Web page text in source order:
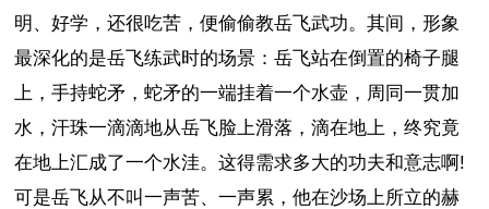
明、好学，还很吃苦，便偷偷教岳飞武功。其间，形象
最深化的是岳飞练武时的场景：岳飞站在倒置的椅子腿
上，手持蛇矛，蛇矛的一端挂着一个水壶，周同一贯加
水，汗珠一滴滴地从岳飞脸上滑落，滴在地上，终究竟
在地上汇成了一个水洼。这得需求多大的功夫和意志啊!
可是岳飞从不叫一声苦、一声累，他在沙场上所立的赫